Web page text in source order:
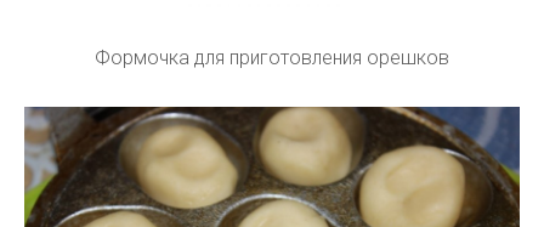
Формочка для приготовления орешков